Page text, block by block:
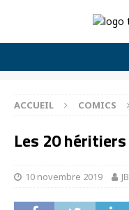
ACCUEIL COMICS
Les 20
10 novembre 2019 JB